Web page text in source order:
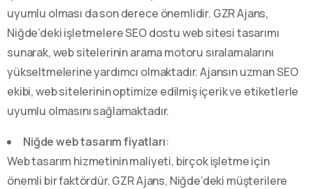
uyumlu olması da son derece önemlidir. GZR Ajans,
Niğde’deki işletmelere SEO dostu web sitesi tasarımı
sunarak, web sitelerinin arama motoru sıralamalarını
yükseltmelerine yardımcı olmaktadır. Ajansın uzman SEO
ekibi, web sitelerinin optimize edilmiş içerik ve etiketlerle
uyumlu olmasını sağlamaktadır.
Niğde web tasarım fiyatları:
Web tasarım hizmetinin maliyeti, birçok işletme için
önemli bir faktördür. GZR Ajans, Niğde’deki müşterilere